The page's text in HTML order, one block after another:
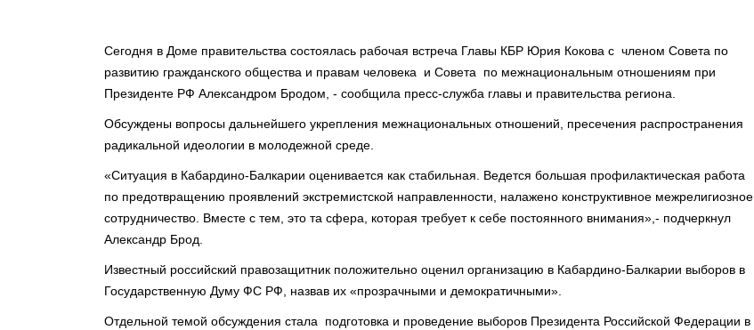
Сегодня в Доме правительства состоялась рабочая встреча Главы КБР Юрия Кокова с членом Совета по
развитию гражданского общества и правам человека и Совета по межнациональным отношениям при
Президенте РФ Александром Бродом, - сообщила пресс-служба главы и правительства региона.
Обсуждены вопросы дальнейшего укрепления межнациональных отношений, пресечения распространения
радикальной идеологии в молодежной среде.
«Ситуация в Кабардино-Балкарии оценивается как стабильная. Ведется большая профилактическая работа
по предотвращению проявлений экстремистской направленности, налажено конструктивное межрелигиозное
сотрудничество. Вместе с тем, это та сфера, которая требует к себе постоянного внимания»,- подчеркнул
Александр Брод.
Известный российский правозащитник положительно оценил организацию в Кабардино-Балкарии выборов в
Государственную Думу ФС РФ, назвав их «прозрачными и демократичными».
Отдельной темой обсуждения стала подготовка и проведение выборов Президента Российской Федерации в